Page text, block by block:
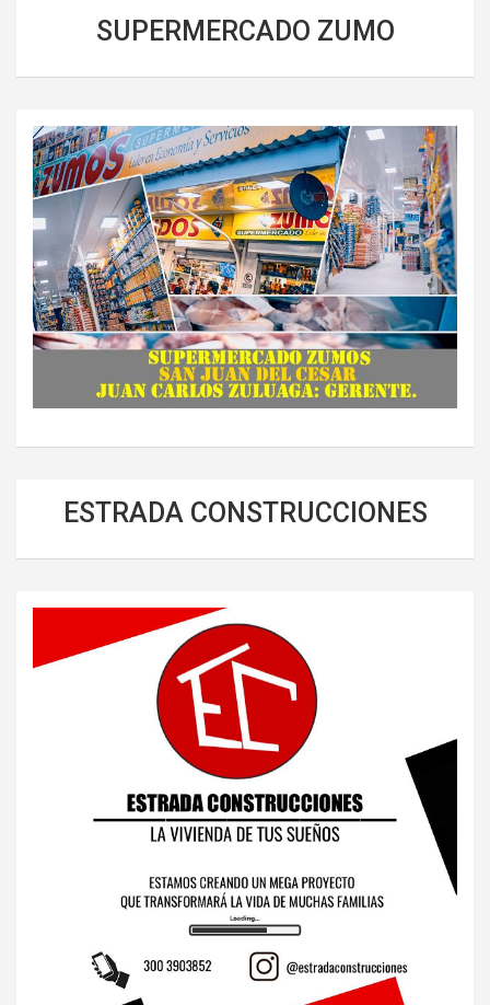
SUPERMERCADO ZUMO
ESTRADA CONSTRUCCIONES